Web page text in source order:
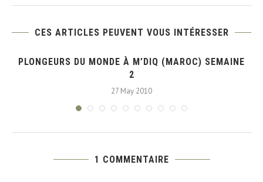
CES ARTICLES PEUVENT VOUS INTÉRESSER
PLONGEURS DU MONDE À M’DIQ (MAROC) SEMAINE
2
27 May 2010
1 COMMENTAIRE